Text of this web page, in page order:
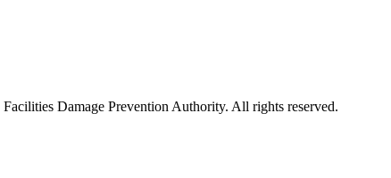
Damage Prevention Authority. All rights reserved.